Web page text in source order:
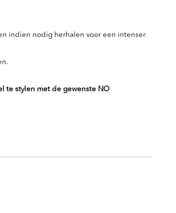
indien nodig herhalen voor een intenser
te stylen met de gewenste NO